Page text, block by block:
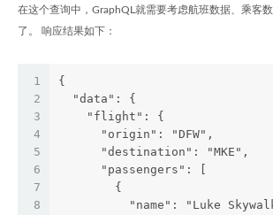
在这个查询中，GraphQL就需要考虑航班数据、乘客
了。 响应结果如下：
1
2
3
4
5
6
7
8
{
  "data": {
    "flight": {
      "origin": "DFW",
      "destination": "MKE",
      "passengers": [
        {
"name": "Luke